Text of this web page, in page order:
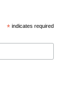
* indicates required